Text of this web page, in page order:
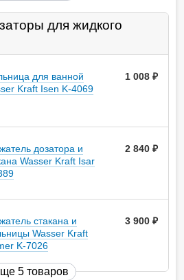
для жидкого
для ванной
Kraft Isen K-4069
1 008
дозатора и
Wasser Kraft Isar
2 840
стакана и
Wasser Kraft
K-7026
3 900
5 товаров